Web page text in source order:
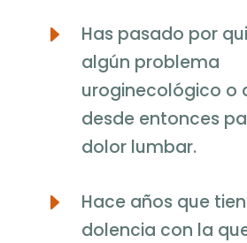
E
Has pasado por
algún problema
uroginecológico o
desde entonces
dolor lumbar.
E
Hace años que
dolencia con la